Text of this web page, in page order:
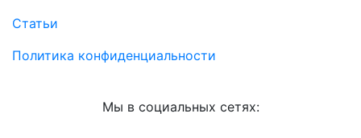
Статьи
Политика конфиденциальности
Мы в социальных сетях: